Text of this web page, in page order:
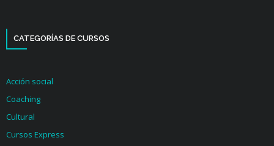
CATEGORÍAS DE CURSOS
Acción social
Coaching
Cultural
Cursos Express